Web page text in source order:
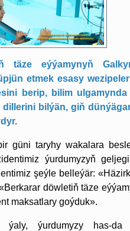
täze eýýamynyň
etmek esasy
berip, bilim
dillerini bilýän, giň
güni taryhy wakalara
ýurdumyzyň
şeýle belleýär:
döwletiň täze
maksatlary goýduk».
ýurdumyzy has-da